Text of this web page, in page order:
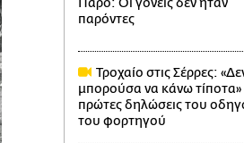
Πάρο: Οι γονείς δεν ήταν
παρόντες
Τροχαίο στις Σέρρες:
μπορούσα να κάνω τίποτα»
πρώτες δηλώσεις του
του φορτηγού